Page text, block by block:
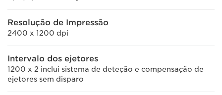
Resolução de Impressão
2400 x 1200 dpi
Intervalo dos ejetores
1200 x 2 inclui sistema de deteção e compensação de
ejetores sem disparo